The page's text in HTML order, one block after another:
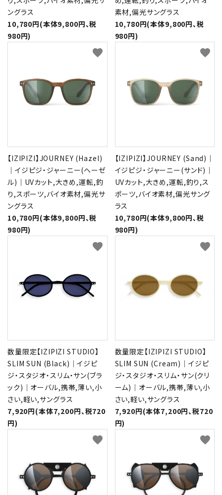
ングラス
10,780円(本体9,800円、税
980円)
素材,偏光サングラス
10,780円(本体9,800円、税
980円)
【IZIPIZI】JOURNEY (Hazel)
｜イジピジ・ジャーニー(ヘーゼ
ル)｜UVカット,大きめ,運転,釣
り,スポーツ,バイオ素材,偏光サ
ングラス
10,780円(本体9,800円、税
980円)
favorite
【IZIPIZI】JOURNEY (Sand)｜
イジピジ・ジャーニー(サンド)｜
UVカット,大きめ,運転,釣り,ス
ポーツ,バイオ素材,偏光サング
ラス
10,780円(本体9,800円、税
980円)
favorite
数量限定【IZIPIZI STUDIO】
SLIM SUN (Black)｜イジピ
ジ・スタジオ・スリム・サン(ブラ
ック)｜オーバル,携帯,薄い,小
さい,軽い,サングラス
7,920円(本体7,200円、税720
円)
favorite
数量限定【IZIPIZI STUDIO】
SLIM SUN (Cream)｜イジピ
ジ・スタジオ・スリム・サン(クリ
ーム)｜オーバル,携帯,薄い,小
さい,軽い,サングラス
7,920円(本体7,200円、税720
円)
favorite
favorite favorite